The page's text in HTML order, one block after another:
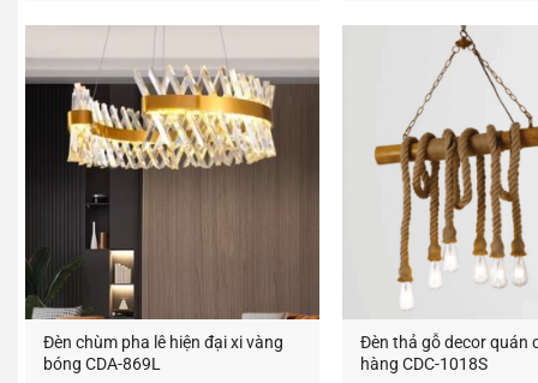
là:
8.600.000₫.
tại
là:
5.160.000₫.
là:
Đèn chùm pha lê hiện đại xi vàng
bóng CDA-869L
Đèn thả gỗ decor quán
hàng CDC-1018S